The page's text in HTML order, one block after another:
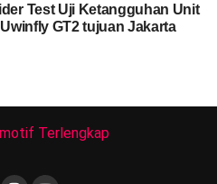
Test Uji Ketangguhan Unit
GT2 tujuan Jakarta